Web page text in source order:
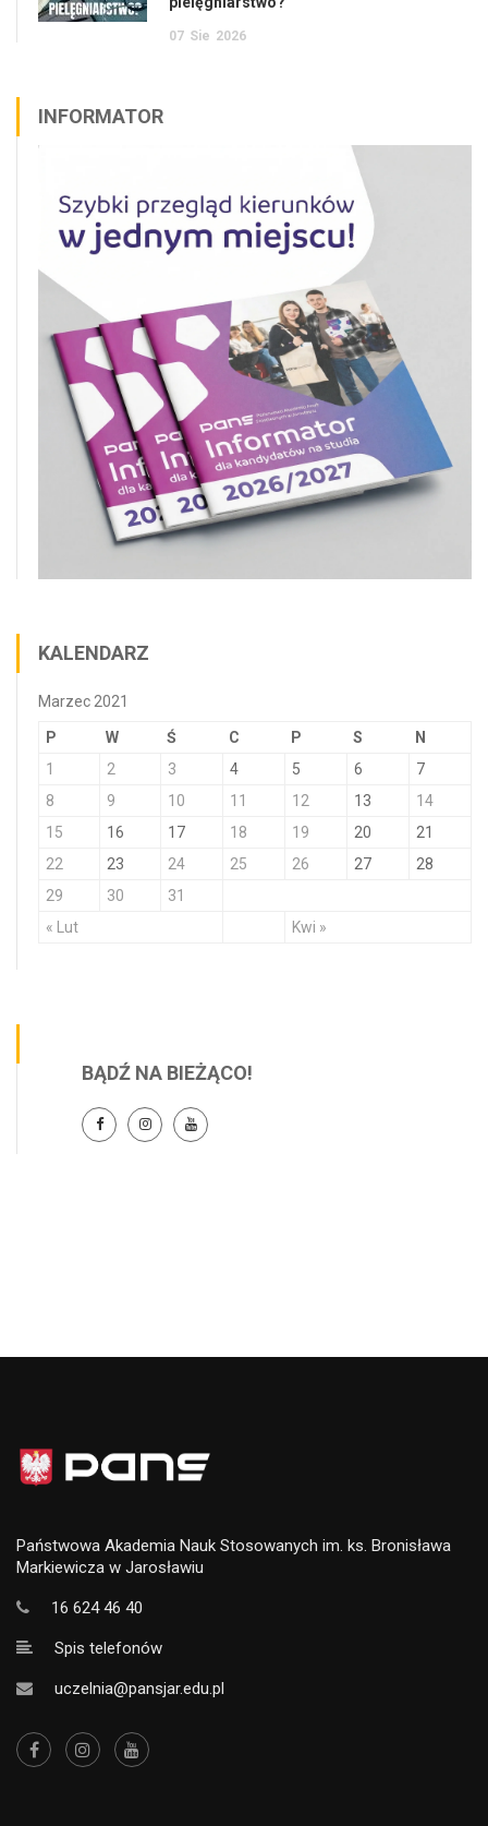
07 Sie 2026
INFORMATOR
KALENDARZ
Marzec 2021
P W Ś C P S N
« Lut Kwi »
1 2 3 4 5 6
7
8
9 10 11 12 13
14
15
16 17 18 19 20
21
22
23 24 25 26 27
28
29
30 31
BĄDŹ NA BIEŻĄCO!
Państwowa Akademia Nauk Stosowanych im. ks. Bronisława
Markiewicza w Jarosławiu
16 624 46 40
Spis telefonów
uczelnia@pansjar.edu.pl